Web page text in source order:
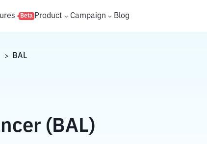
Beta Product Campaign Blog
> BAL
(BAL)